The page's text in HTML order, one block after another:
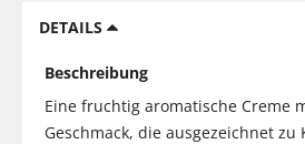
DETAILS
Beschreibung
Eine fruchtig aromatische Creme
Geschmack, die ausgezeichnet zu